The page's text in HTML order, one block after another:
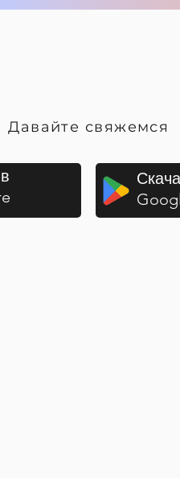
Давайте свяжемся